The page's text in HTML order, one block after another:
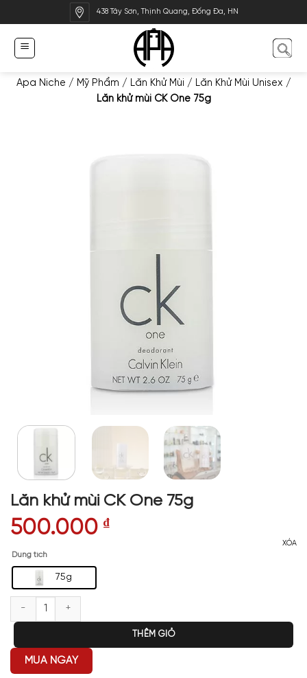
qua
dung
438 Tây Sơn, Thịnh Quang, Đống Đa, HN
Apa Niche / Mỹ Phẩm / Lăn Khử Mùi / Lăn Khử Mùi Unisex /
Lăn khử mùi CK One 75g
Lăn khử mùi CK One 75g
500.000 ₫
Dung tích
75g
XÓA
Lăn khử mùi CK One 75g số lượng
THÊM GIỎ
MUA NGAY